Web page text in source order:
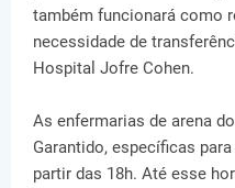
também funcionará como
necessidade de
Hospital Jofre Cohen.
As enfermarias de arena
Garantido, específicas
partir das 18h. Até esse